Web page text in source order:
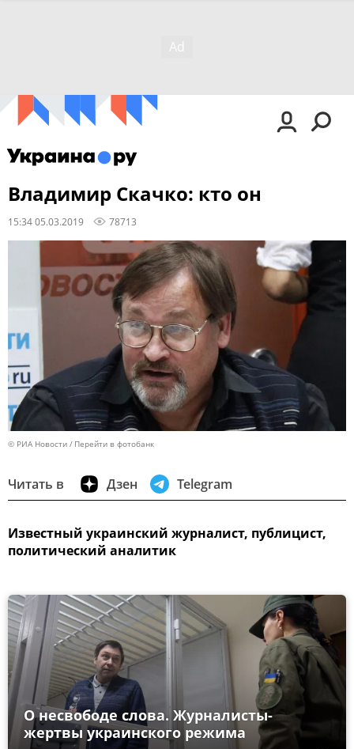
Владимир Скачко: кто он
15:34 05.03.2019 78713
© РИА Новости Перейти в фотобанк
Читать в Дзен Telegram
Известный украинский журналист, публицист,
политический аналитик
О несвободе слова. Журналисты-
жертвы украинского режима